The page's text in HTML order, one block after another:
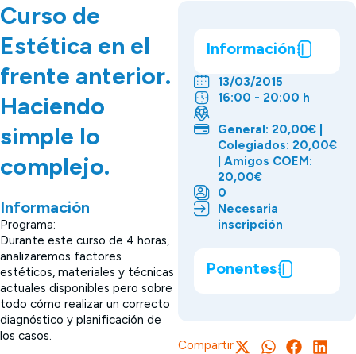
Curso de
Estética en el
frente anterior.
Haciendo
simple lo
complejo.
Información
Programa:
Durante este curso de 4 horas,
analizaremos factores
estéticos, materiales y técnicas
actuales disponibles pero sobre
todo cómo realizar un correcto
diagnóstico y planificación de
los casos.
Información
13/03/2015
16:00 - 20:00 h
General: 20,00€ |
Colegiados: 20,00€
| Amigos COEM:
20,00€
0
Necesaria
inscripción
Ponentes
Compartir